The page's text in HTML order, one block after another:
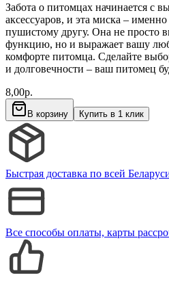
Забота о питомцах начинается с
аксессуаров, и эта миска –
пушистому другу. Она не просто
функцию, но и выражает вашу
комфорте питомца. Сделайте
и долговечности – ваш питомец
8,00р.
В корзину Купить в 1 клик
Быстрая доставка по всей
Все способы оплаты, карты